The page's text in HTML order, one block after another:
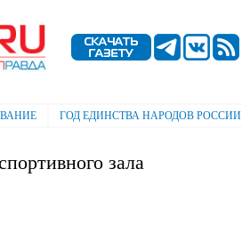
содержанию
ГОД ЕДИНСТВА НАРОДОВ РОССИИ
зала